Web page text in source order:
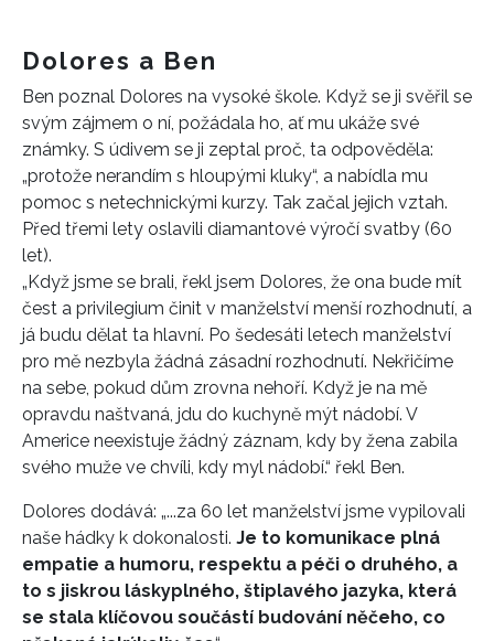
Dolores a Ben
Ben poznal Dolores na vysoké škole. Když se ji svěřil se
svým zájmem o ní, požádala ho, ať mu ukáže své
známky. S údivem se ji zeptal proč, ta odpověděla:
„protože nerandím s hloupými kluky“, a nabídla mu
pomoc s netechnickými kurzy. Tak začal jejich vztah.
Před třemi lety oslavili diamantové výročí svatby (60
let).
„Když jsme se brali, řekl jsem Dolores, že ona bude mít
čest a privilegium činit v manželství menší rozhodnutí, a
já budu dělat ta hlavní. Po šedesáti letech manželství
pro mě nezbyla žádná zásadní rozhodnutí. Nekřičíme
na sebe, pokud dům zrovna nehoří. Když je na mě
opravdu naštvaná, jdu do kuchyně mýt nádobí. V
Americe neexistuje žádný záznam, kdy by žena zabila
svého muže ve chvíli, kdy myl nádobí.“ řekl Ben.
Dolores dodává: „...za 60 let manželství jsme vypilovali
naše hádky k dokonalosti. Je to komunikace plná
empatie a humoru, respektu a péči o druhého, a
to s jiskrou láskyplného, štiplavého jazyka, která
se stala klíčovou součástí budování něčeho, co